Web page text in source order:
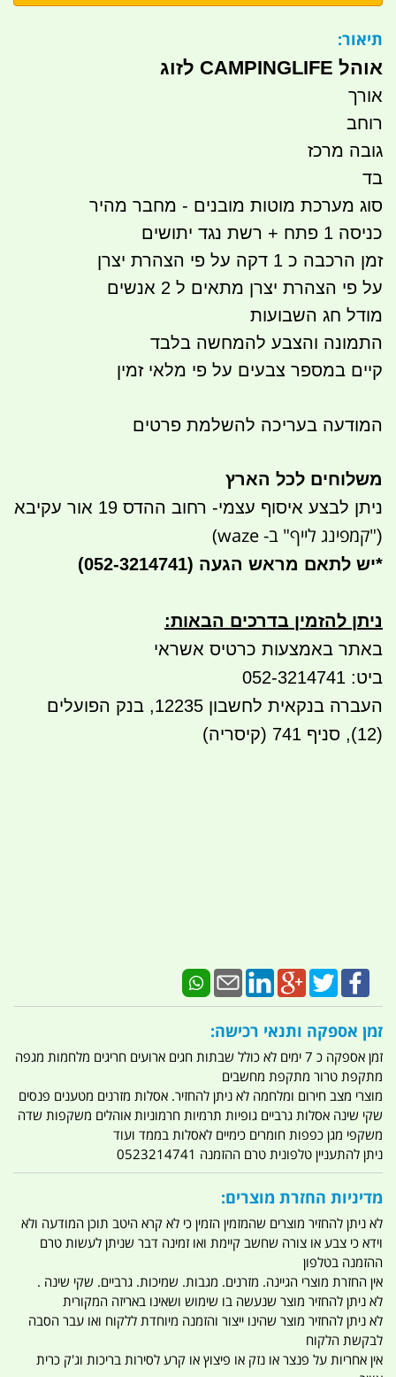
תיאור:
אוהל CAMPINGLIFE לזוג
אורך
רוחב
גובה מרכז
בד
סוג מערכת מוטות מובנים - מחבר מהיר
כניסה 1 פתח + רשת נגד יתושים
זמן הרכבה כ 1 דקה על פי הצהרת יצרן
על פי הצהרת יצרן מתאים ל 2 אנשים
מודל חג השבועות
התמונה והצבע להמחשה בלבד
קיים במספר צבעים על פי מלאי זמין
המודעה בעריכה להשלמת פרטים
משלוחים לכל הארץ
ניתן לבצע איסוף עצמי- רחוב ההדס 19 אור עקיבא
("קמפינג לייף" ב- waze)
*יש לתאם מראש הגעה (052-3214741)
ניתן להזמין בדרכים הבאות:
באתר באמצעות כרטיס אשראי
ביט: 052-3214741
העברה בנקאית לחשבון 12235, בנק הפועלים
(12), סניף 741 (קיסריה)
זמן אספקה ותנאי רכישה:
זמן אספקה כ 7 ימים לא כולל שבתות חגים ארועים חריגים מלחמות מגפה
מתקפת טרור מתקפת מחשבים
מוצרי מצב חירום ומלחמה לא ניתן להחזיר. אסלות מזרנים מטענים פנסים
שקי שינה אסלות גרביים גופיות תרמיות חרמוניות אוהלים משקפות שדה
משקפי מגן כפפות חומרים כימיים לאסלות בממד ועוד
ניתן להתעניין טלפונית טרם ההזמנה 0523214741
מדיניות החזרת מוצרים:
לא ניתן להחזיר מוצרים שהמזמין הזמין כי לא קרא היטב תוכן המודעה ולא
וידא כי צבע או צורה שחשב קיימת ואו זמינה דבר שניתן לעשות טרם
ההזמנה בטלפון
אין החזרת מוצרי הגיינה. מזרנים. מגבות. שמיכות. גרביים. שקי שינה .
לא ניתן להחזיר מוצר שנעשה בו שימוש ושאינו באריזה המקורית
לא ניתן להחזיר מוצר שהינו ייצור והזמנה מיוחדת ללקוח ואו עבר הסבה
לבקשת הלקוח
אין אחריות על פנצר או נזק או פיצוץ או קרע לסירות בריכות וג'ק כרית